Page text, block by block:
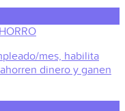
mes, habilita
dinero y ganen